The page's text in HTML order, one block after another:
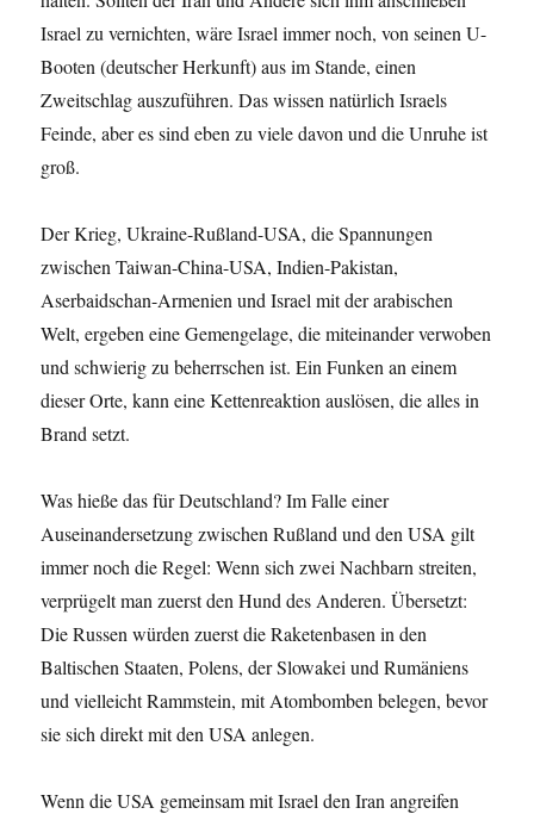
Israel zu vernichten, wäre Israel immer noch, von seinen U-
Booten (deutscher Herkunft) aus im Stande, einen
Zweitschlag auszuführen. Das wissen natürlich Israels
Feinde, aber es sind eben zu viele davon und die Unruhe ist
groß.
Der Krieg, Ukraine-Rußland-USA, die Spannungen
zwischen Taiwan-China-USA, Indien-Pakistan,
Aserbaidschan-Armenien und Israel mit der arabischen
Welt, ergeben eine Gemengelage, die miteinander verwoben
und schwierig zu beherrschen ist. Ein Funken an einem
dieser Orte, kann eine Kettenreaktion auslösen, die alles in
Brand setzt.
Was hieße das für Deutschland? Im Falle einer
Auseinandersetzung zwischen Rußland und den USA gilt
immer noch die Regel: Wenn sich zwei Nachbarn streiten,
verprügelt man zuerst den Hund des Anderen. Übersetzt:
Die Russen würden zuerst die Raketenbasen in den
Baltischen Staaten, Polens, der Slowakei und Rumäniens
und vielleicht Rammstein, mit Atombomben belegen, bevor
sie sich direkt mit den USA anlegen.
Wenn die USA gemeinsam mit Israel den Iran angreifen